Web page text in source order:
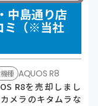
中島通り店
ミ（※当社
種 AQUOS R8
R8を売却しまし
メラのキタムラな